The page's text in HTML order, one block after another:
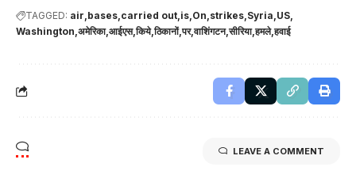
TAGGED: air bases carried out is On strikes Syria US
Washington अमेरिका आईएस किये ठिकानों पर वाशिंगटन सीरिया हमले हवाई
LEAVE A COMMENT